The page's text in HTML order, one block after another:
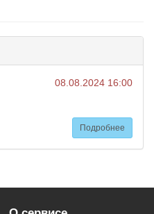
08.08.2024 16:00
Подробнее